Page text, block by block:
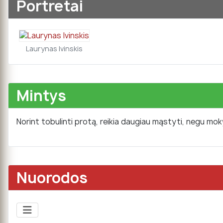
Portretai
Laurynas Ivinskis
Mintys
Norint tobulinti protą, reikia daugiau mąstyti, negu
Nuorodos